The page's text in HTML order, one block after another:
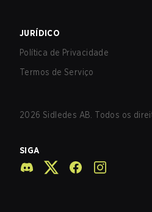
JURÍDICO
Política de Privacidade
Termos de Serviço
2026 Sidledes AB. Todos os
SIGA